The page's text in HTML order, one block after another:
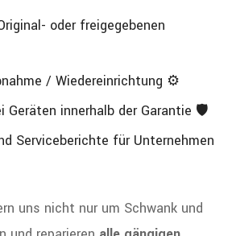
oder freigegebenen
/ Wiedereinrichtung ⚙️
Geräten innerhalb der Garantie 🛡️
Serviceberichte für Unternehmen
uns nicht nur um Schwank und